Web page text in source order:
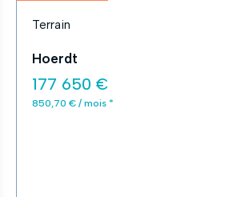
Terrain
Hoerdt
177 650 €
850,70 € / mois *